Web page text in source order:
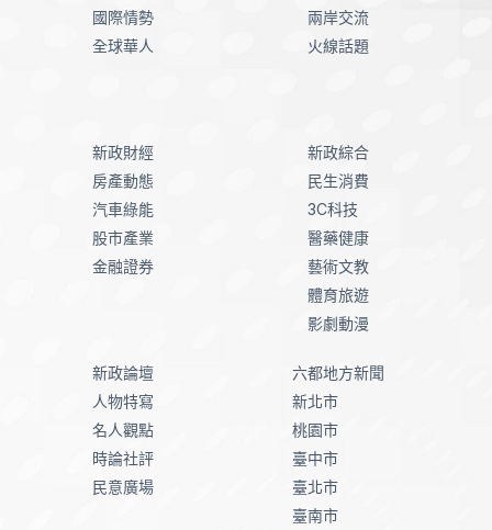
國際情勢
全球華人
兩岸交流
火線話題
新政財經
房產動態
汽車綠能
股市產業
金融證券
新政綜合
民生消費
3C科技
醫藥健康
藝術文教
體育旅遊
影劇動漫
新政論壇
人物特寫
名人觀點
時論社評
民意廣場
六都地方新聞
新北市
桃園市
臺中市
臺北市
臺南市